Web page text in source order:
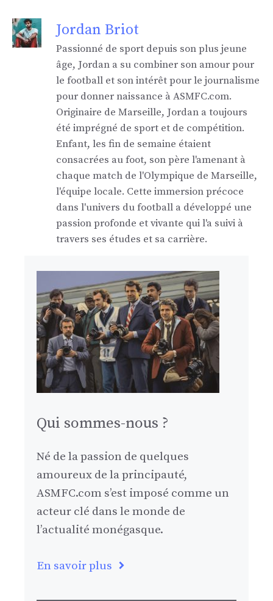
Jordan Briot
Passionné de sport depuis son plus jeune
âge, Jordan a su combiner son amour pour
le football et son intérêt pour le journalisme
pour donner naissance à ASMFC.com.
Originaire de Marseille, Jordan a toujours
été imprégné de sport et de compétition.
Enfant, les fin de semaine étaient
consacrées au foot, son père l'amenant à
chaque match de l'Olympique de Marseille,
l'équipe locale. Cette immersion précoce
dans l'univers du football a développé une
passion profonde et vivante qui l'a suivi à
travers ses études et sa carrière.
Qui sommes-nous ?
Né de la passion de quelques
amoureux de la principauté,
ASMFC.com s’est imposé comme un
acteur clé dans le monde de
l’actualité monégasque.
En savoir plus